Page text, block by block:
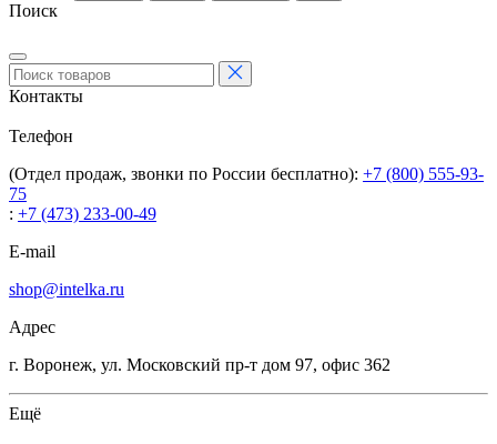
Поиск
Контакты
Телефон
(Отдел продаж, звонки по России бесплатно): +7 (800) 555-93-
75
: +7 (473) 233-00-49
E-mail
shop@intelka.ru
Адрес
г. Воронеж, ул. Московский пр-т дом 97, офис 362
Ещё